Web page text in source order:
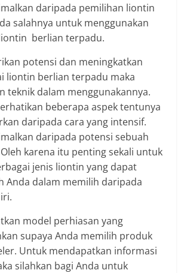
daripada pemilihan liontin
salahnya untuk menggunakan
berlian terpadu.
potensi dan meningkatkan
liontin berlian terpadu maka
teknik dalam menggunakannya.
beberapa aspek tentunya
daripada cara yang intensif.
daripada potensi sebuah
karena itu penting sekali untuk
jenis liontin yang dapat
Anda dalam memilih daripada
model perhiasan yang
supaya Anda memilih produk
Untuk mendapatkan informasi
silahkan bagi Anda untuk